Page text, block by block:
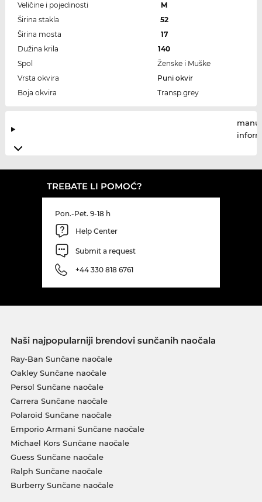
Veličine i pojedinosti
M
Širina stakla
52
Širina mosta
17
Dužina krila
140
Spol
Ženske i Muške
Vrsta okvira
Puni okvir
Boja okvira
Transp.grey
TREBATE LI POMOĆ?
Pon.-Pet. 9-18 h
Help Center
Submit a request
+44 330 818 6761
Naši najpopularniji brendovi sunčanih naočala
Ray-Ban Sunčane naočale
Oakley Sunčane naočale
Persol Sunčane naočale
Carrera Sunčane naočale
Polaroid Sunčane naočale
Emporio Armani Sunčane naočale
Michael Kors Sunčane naočale
Guess Sunčane naočale
Ralph Sunčane naočale
Burberry Sunčane naočale